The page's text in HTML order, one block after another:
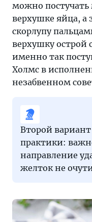
можно
верхушке яйца, а
скорлупу
верхушку острой
именно так
Холмс в
незабвенном
Второй
практики:
направление
желток не